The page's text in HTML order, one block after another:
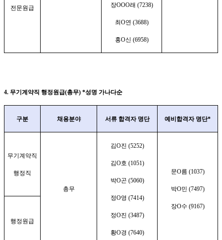
장OOO래 (7238)
최 O연 (3688)
홍O신 (6958)
전문원급
4. 무기계약직 행정원급(총무) *성명 가나다순
구분 채용분야 서류 합격자 명단 예비합격자 명단*
무기계약직
행정직
총무
김O진 (5252)
김O호 (1051)
박O곤 (5060)
정O영 (7414)
정O진 (3487)
황O경 (7640)
문O름 (1037)
박O민 (7497)
장O수 (9167)
행정원급